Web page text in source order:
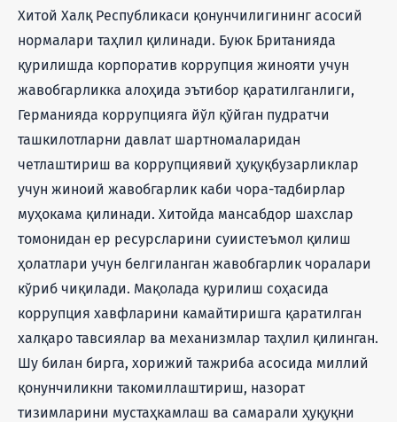
Хитой Халқ Республикаси қонунчилигининг асосий
нормалари таҳлил қилинади. Буюк Британияда
қурилишда корпоратив коррупция жинояти учун
жавобгарликка алоҳида эътибор қаратилганлиги,
Германияда коррупцияга йўл қўйган пудратчи
ташкилотларни давлат шартномаларидан
четлаштириш ва коррупциявий ҳуқуқбузарликлар
учун жиноий жавобгарлик каби чора-тадбирлар
муҳокама қилинади. Хитойда мансабдор шахслар
томонидан ер ресурсларини суиистеъмол қилиш
ҳолатлари учун белгиланган жавобгарлик чоралари
кўриб чиқилади. Мақолада қурилиш соҳасида
коррупция хавфларини камайтиришга қаратилган
халқаро тавсиялар ва механизмлар таҳлил қилинган.
Шу билан бирга, хорижий тажриба асосида миллий
қонунчиликни такомиллаштириш, назорат
тизимларини мустаҳкамлаш ва самарали ҳуқуқни